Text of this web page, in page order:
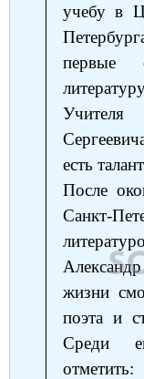
учебу в
первые
Учителя
есть
После
Санкт-
жизни
поэта и
Среди